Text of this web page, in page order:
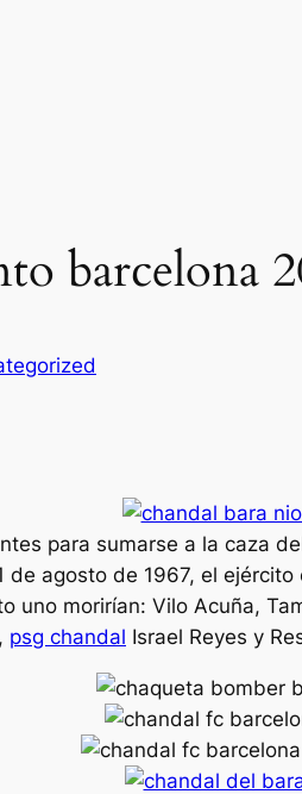
barcelona
para sumarse a la caza
de agosto de 1967, el
uno morirían: Vilo Acuña,
psg chandal Israel Reyes y